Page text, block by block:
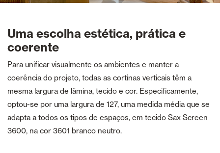
Uma escolha estética, prática e
coerente
Para unificar visualmente os ambientes e manter a
coerência do projeto, todas as cortinas verticais têm a
mesma largura de lâmina, tecido e cor. Especificamente,
optou-se por uma largura de 127, uma medida média que se
adapta a todos os tipos de espaços, em tecido Sax Screen
3600, na cor 3601 branco neutro.